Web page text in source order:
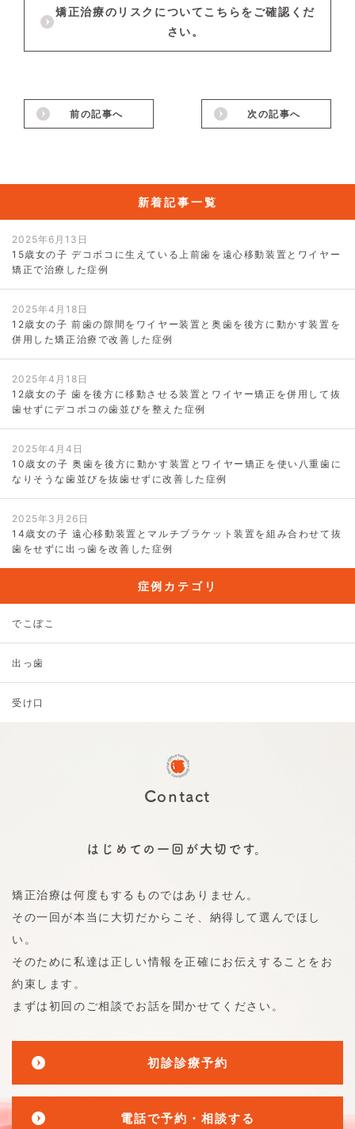
矯正治療のリスクについてこちらをご確認くだ
さい。
前の記事へ 次の記事へ
新着記事一覧
2025年6月13日
15歳女の子 デコボコに生えている上前歯を遠心移動装置とワイヤー
矯正で治療した症例
2025年4月18日
12歳女の子 前歯の隙間をワイヤー装置と奥歯を後方に動かす装置を
併用した矯正治療で改善した症例
2025年4月18日
12歳女の子 歯を後方に移動させる装置とワイヤー矯正を併用して抜
歯せずにデコボコの歯並びを整えた症例
2025年4月4日
10歳女の子 奥歯を後方に動かす装置とワイヤー矯正を使い八重歯に
なりそうな歯並びを抜歯せずに改善した症例
2025年3月26日
14歳女の子 遠心移動装置とマルチブラケット装置を組み合わせて抜
歯をせずに出っ歯を改善した症例
症例カテゴリ
でこぼこ
出っ歯
受け口
Contact
はじめての一回が大切です。
矯正治療は何度もするものではありません。
その一回が本当に大切だからこそ、納得して選んでほし
い。
そのために私達は正しい情報を正確にお伝えすることをお
約束します。
まずは初回のご相談でお話を聞かせてください。
初診診療予約
電話で予約・相談する